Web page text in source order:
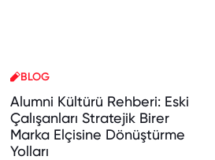
BLOG
Alumni Kültürü Rehberi: Eski
Çalışanları Stratejik Birer
Marka Elçisine Dönüştürme
Yolları